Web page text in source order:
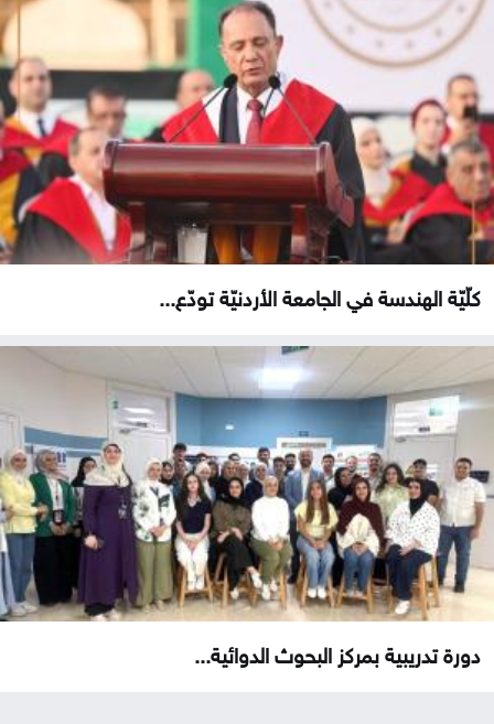
كلّيّة الهندسة في الجامعة الأردنيّة تودّع...
دورة تدريبية بمركز البحوث الدوائية...